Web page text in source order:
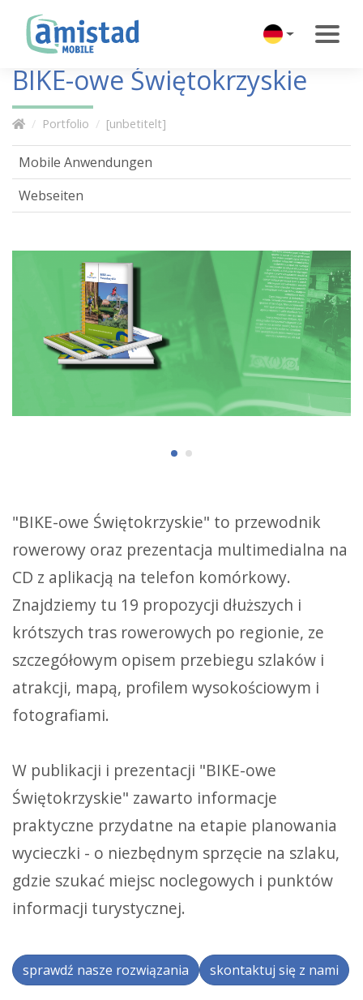
BIKE-owe Świętokrzyskie
Portfolio [unbetitelt]
"BIKE-owe Świętokrzyskie" to przewodnik
rowerowy oraz prezentacja multimedialna na
CD z aplikacją na telefon komórkowy.
Znajdziemy tu 19 propozycji dłuższych i
krótszych tras rowerowych po regionie, ze
szczegółowym opisem przebiegu szlaków i
atrakcji, mapą, profilem wysokościowym i
fotografiami.
W publikacji i prezentacji "BIKE-owe
Świętokrzyskie" zawarto informacje
praktyczne przydatne na etapie planowania
wycieczki - o niezbędnym sprzęcie na szlaku,
gdzie szukać miejsc noclegowych i punktów
informacji turystycznej.
sprawdź nasze rozwiązania skontaktuj się z nami
Mobile Anwendungen
Webseiten